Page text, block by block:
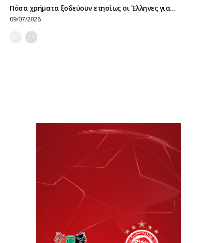
Πόσα χρήματα ξοδεύουν ετησίως οι Έλληνες για...
09/07/2026